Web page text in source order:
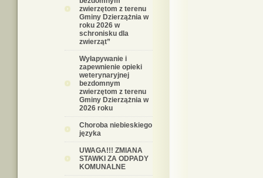
zwierzętom z terenu
Gminy Dzierzążnia w
roku 2026 w
schronisku dla
zwierząt”
Wyłapywanie i
zapewnienie opieki
weterynaryjnej
bezdomnym
zwierzętom z terenu
Gminy Dzierzążnia w
2026 roku
Choroba niebieskiego
języka
UWAGA!!! ZMIANA
STAWKI ZA ODPADY
KOMUNALNE